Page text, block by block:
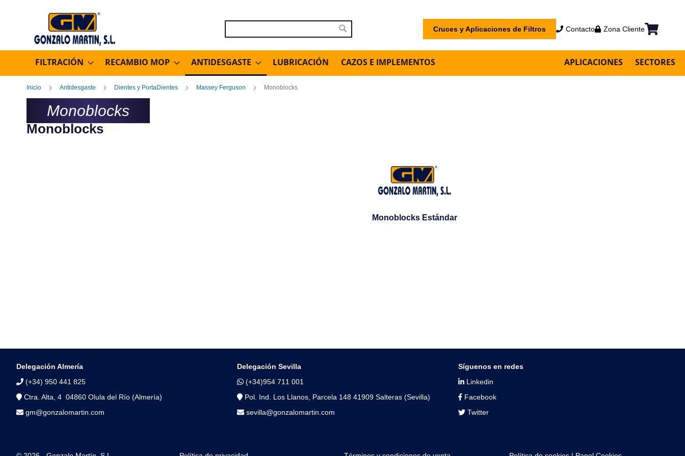
Cruces y Aplicaciones de Filtros Contacto Zona Cliente
Mi cesta
Buscar
FILTRACIÓN RECAMBIO MOP ANTIDESGASTE LUBRICACIÓN CAZOS E IMPLEMENTOS SECTORES
APLICACIONES
Inicio Antidesgaste Dientes y PortaDientes Massey Ferguson Monoblocks
Monoblocks
Monoblocks
Monoblocks Estándar
Delegación Almería
(+34) 950 441 825
Ctra. Alta, 4 04860 Olula del Río (Almería)
gm@gonzalomartin.com
Delegación Sevilla
(+34)954 711 001
Pol. Ind. Los Llanos, Parcela 148 41909 Salteras (Sevilla)
sevilla@gonzalomartin.com
Síguenos en redes
Linkedin
Facebook
Twitter